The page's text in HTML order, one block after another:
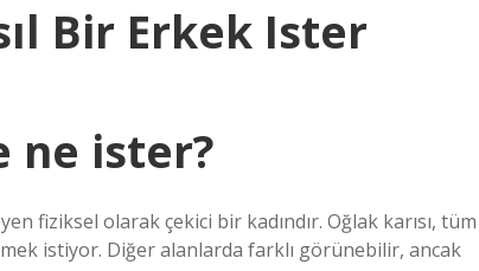
Bir Erkek Ister
ne ister?
fiziksel olarak çekici bir kadındır. Oğlak karısı, tüm
istiyor. Diğer alanlarda farklı görünebilir, ancak